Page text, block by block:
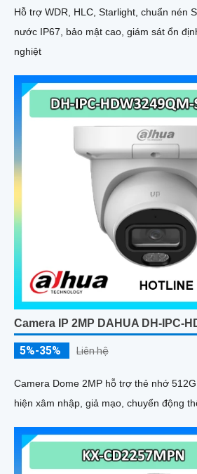
Hỗ trợ WDR, HLC, Starlight, chuẩn nén
nước IP67, bảo mật cao, giám sát ổn
nghiệt
Camera IP 2MP DAHUA DH-IPC-
5%-35% Liên hệ
Camera Dome 2MP hỗ trợ thẻ nhớ
hiện xâm nhập, giả mạo, chuyển động